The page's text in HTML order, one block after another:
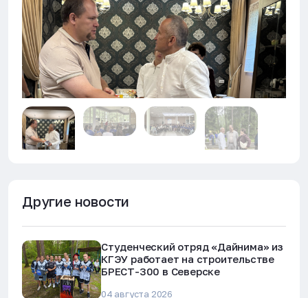
Другие новости
Студенческий отряд «Дайнима» из
КГЭУ работает на строительстве
БРЕСТ-300 в Северске
04 августа 2026